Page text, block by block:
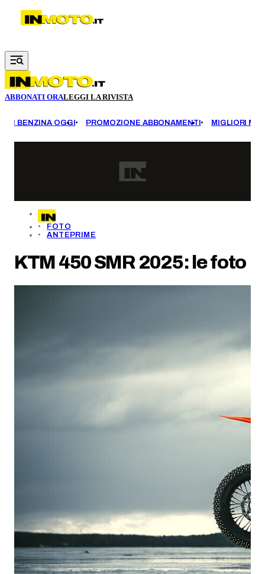
Vai al contenuto principale
ABBONATI ORALEGGI LA RIVISTA
BENZINA OGGI PROMOZIONE ABBONAMENTI MIGLIORI
FOTO
ANTEPRIME
KTM 450 SMR 2025: le foto